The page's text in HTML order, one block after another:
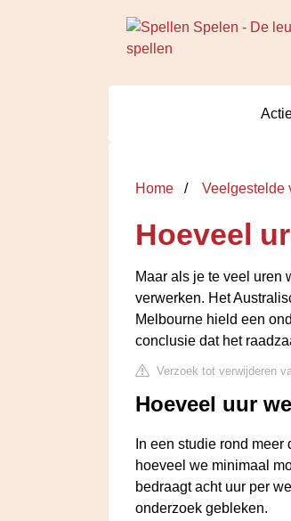
Home Veelgestelde
Hoeveel
Maar als je te veel uren
verwerken. Het
Melbourne hield een
conclusie dat het
Verzoek tot verwijderen
Hoeveel uur
In een studie rond
hoeveel we minimaal
bedraagt acht uur per
onderzoek gebleken.